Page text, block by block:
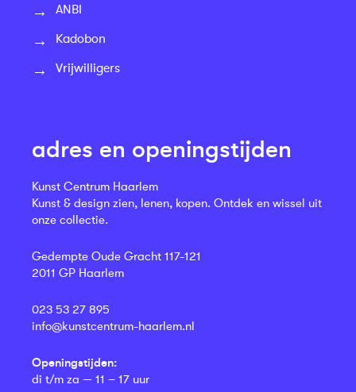
ANBI
Kadobon
Vrijwilligers
adres en openingstijden
Kunst Centrum Haarlem
Kunst & design zien, lenen, kopen. Ontdek en wissel uit
onze collectie.
Gedempte Oude Gracht 117-121
2011 GP Haarlem
023 53 27 895
info@kunstcentrum-haarlem.nl
Openingstijden:
di t/m za — 11 – 17 uur